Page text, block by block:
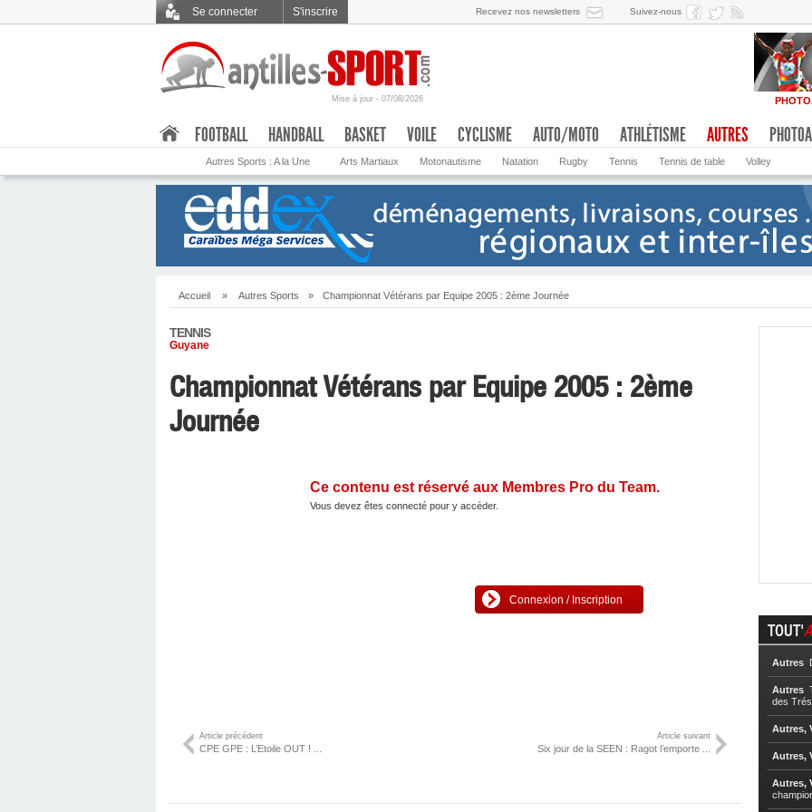
Se connecter S'inscrire Recevez nos newsletters Suivez-nous
Mise à jour - 07/08/2026
FOOTBALL HANDBALL BASKET VOILE CYCLISME AUTO/MOTO ATHLÉTISME AUTRES
Autres Sports : A la Une Arts Martiaux Motonautisme Natation Rugby Tennis Tennis de table Volley
Accueil » Autres Sports » Championnat Vétérans par Equipe 2005 : 2ème Journée
TENNIS
Guyane
Championnat Vétérans par Equipe 2005 : 2ème
Journée
Ce contenu est réservé aux Membres Pro du Team.
Vous devez êtes connecté pour y accéder.
Connexion / Inscription
Article précédent
CPE GPE : L’Etoile OUT ! ...
Article suivant
Six jour de la SEEN : Ragot l’emporte ...
TOUT'
Autres
Autres
des
Autres,
Autres,
Autres,